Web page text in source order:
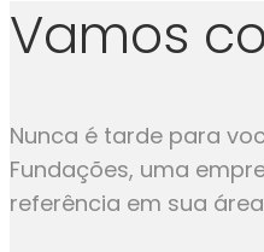
Vamos
Nunca é tarde para
Fundações, uma
referência em sua